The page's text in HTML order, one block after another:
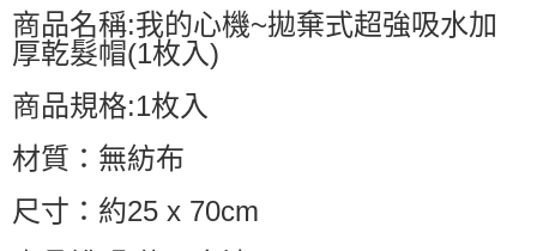
商品名稱:我的心機~拋棄式超強吸水加
厚乾髮帽(1枚入)
商品規格:1枚入
材質：無紡布
尺寸：約25 x 70cm